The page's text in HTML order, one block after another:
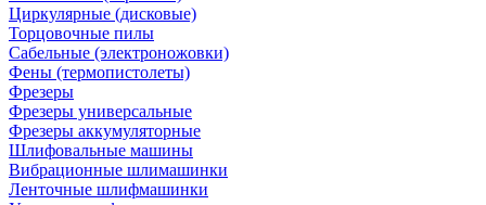
Циркулярные (дисковые)
Торцовочные пилы
Сабельные (электроножовки)
Фены (термопистолеты)
Фрезеры
Фрезеры универсальные
Фрезеры аккумуляторные
Шлифовальные машины
Вибрационные шлимашинки
Ленточные шлифмашинки